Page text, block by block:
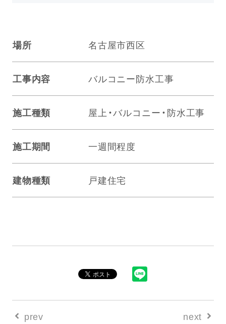
場所 名古屋市西区
工事内容 バルコニー防水工事
施工種類 屋上・バルコニー・防水工事
施工期間 一週間程度
建物種類 戸建住宅
prev
next